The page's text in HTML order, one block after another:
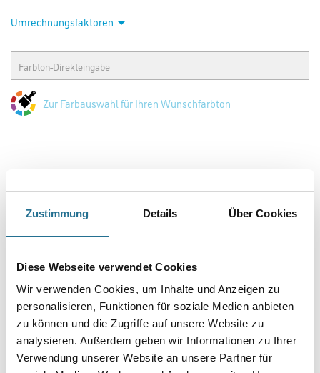
Zustimmung Details Über Cookies
Diese Webseite verwendet Cookies
Wir verwenden Cookies, um Inhalte und Anzeigen zu
personalisieren, Funktionen für soziale Medien anbieten
zu können und die Zugriffe auf unsere Website zu
analysieren. Außerdem geben wir Informationen zu Ihrer
Verwendung unserer Website an unsere Partner für
Umrechnungsfaktoren
Zur Farbauswahl für Ihren Wunschfarbton
PRODUKTEIGENSCHAFTEN
Produkteigenschaft
- Ideale Verarbeitungseigenschaften
- Wetterbeständig
- Alkalibeständig
- UV-beständig